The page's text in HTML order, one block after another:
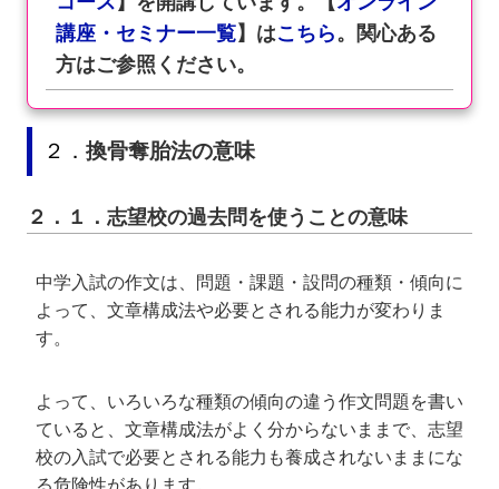
講座・セミナー一覧】はこちら 。関心ある
方はご参照ください。
２． 換骨奪胎法の意味
２．１．志望校の過去問を使うことの意味
中学入試の作文は、問題・課題・設問の種類・傾向に
よって、文章構成法や必要とされる能力が変わりま
す。
よって、いろいろな種類の傾向の違う作文問題を書い
ていると、文章構成法がよく分からないままで、志望
校の入試で必要とされる能力も養成されないままにな